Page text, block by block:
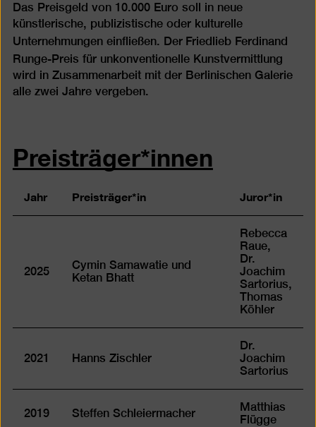
Das Preisgeld von 10.000 Euro soll in neue
künstlerische, publizistische oder kulturelle
Unternehmungen einfließen. Der Friedlieb Ferdinand
Runge-Preis für unkonventionelle Kunstvermittlung
wird in Zusammenarbeit mit der Berlinischen Galerie
alle zwei Jahre vergeben.
Preisträger*innen
Jahr Preisträger*in Juror*in
2025
Cymin Samawatie und
Ketan Bhatt
Rebecca
Raue,
Dr.
Joachim
Sartorius,
Thomas
Köhler
2021 Hanns Zischler
Dr.
Joachim
Sartorius
2019 Steffen Schleiermacher
Matthias
Flügge